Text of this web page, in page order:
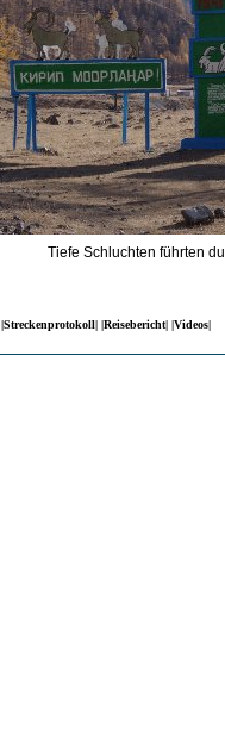
Tiefe Schluchten führten
|Streckenprotokoll| |Reisebericht| |Videos|